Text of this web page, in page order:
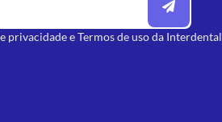
privacidadeeTermos de usoda Interdental